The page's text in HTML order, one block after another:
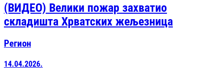
(ВИДЕО) Велики пожар захватио
складишта Хрватских жељезница
Регион
14.04.2026.